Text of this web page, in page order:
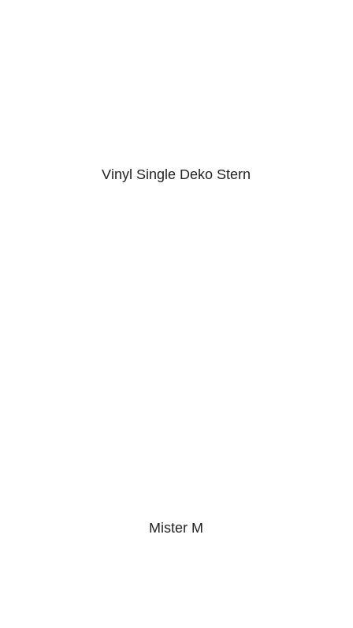
Vinyl Single Deko Stern
Mister M